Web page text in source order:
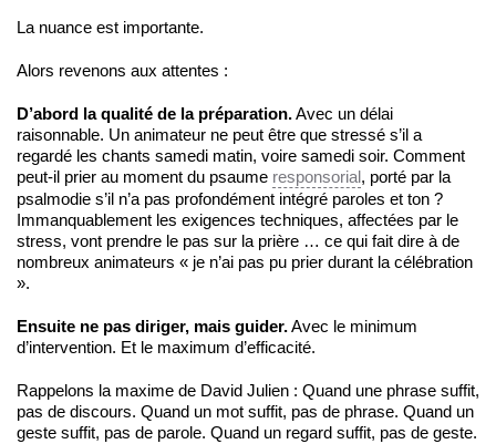
La nuance est importante.
Alors revenons aux attentes :
D’abord la qualité de la préparation.Avec un délai
raisonnable. Un animateur ne peut être que stressé s’il a
regardé les chants samedi matin, voire samedi soir. Comment
peut-il prier au moment du psaume responsorial, porté par la
psalmodie s’il n’a pas profondément intégré paroles et ton ?
Immanquablement les exigences techniques, affectées par le
stress, vont prendre le pas sur la prière … ce qui fait dire à de
nombreux animateurs « je n’ai pas pu prier durant la célébration
».
Ensuite ne pas diriger, mais guider.Avec le minimum
d’intervention. Et le maximum d’efficacité.
Rappelons la maxime de David Julien : Quand une phrase suffit,
pas de discours. Quand un mot suffit, pas de phrase. Quand un
geste suffit, pas de parole. Quand un regard suffit, pas de geste.